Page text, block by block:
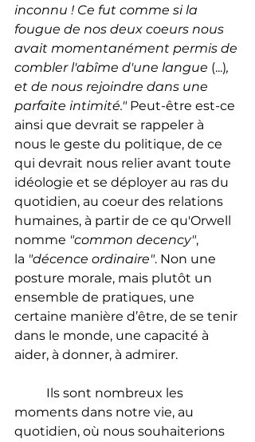
inconnu ! Ce fut comme si la
fougue de nos deux coeurs nous
avait momentanément permis de
combler l'abîme d'une langue (...),
et de nous rejoindre dans une
parfaite intimité." Peut-être est-ce
ainsi que devrait se rappeler à
nous le geste du politique, de ce
qui devrait nous relier avant toute
idéologie et se déployer au ras du
quotidien, au coeur des relations
humaines, à partir de ce qu'Orwell
nomme "common decency",
la "décence ordinaire". Non une
posture morale, mais plutôt un
ensemble de pratiques, une
certaine manière d’être, de se tenir
dans le monde, une capacité à
aider, à donner, à admirer.
moments dans notre vie, au
quotidien, où nous souhaiterions